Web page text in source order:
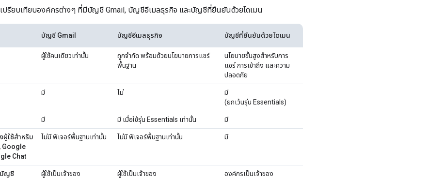
เปรียบเทียบองค์กรต่างๆ ที่มีบัญชี Gmail, บัญชีอีเมลธุรกิจ และบัญชีที่ยืนยันด้วยโดเมน
บัญชี Gmail บัญชีอีเมลธุรกิจ บัญชีที่ยืนยันด้วยโดเมน
ผู้ใช้คนเดียวเท่านั้น
ถูกจำกัด พร้อมด้วยนโยบายการแชร์
พื้นฐาน
นโยบายขั้นสูงสำหรับการ
แชร์ การเข้าถึง และความ
ปลอดภัย
มี ไม่
มี
(ยกเว้นรุ่น Essentials)
มี มี เมื่อใช้รุ่น Essentials เท่านั้น มี
ผู้ใช้สำหรับ
Google
Chat
ไม่มี ฟีเจอร์พื้นฐานเท่านั้น ไม่มี ฟีเจอร์พื้นฐานเท่านั้น มี
บัญชี
ผู้ใช้เป็นเจ้าของ ผู้ใช้เป็นเจ้าของ องค์กรเป็นเจ้าของ